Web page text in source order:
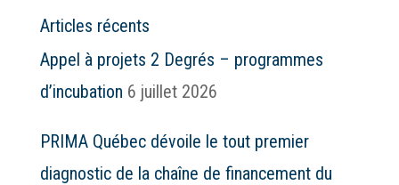
Articles récents
Appel à projets 2 Degrés – programmes
d’incubation 6 juillet 2026
PRIMA Québec dévoile le tout premier
diagnostic de la chaîne de financement du